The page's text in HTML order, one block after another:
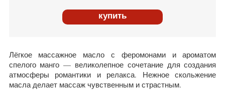
купить
Лёгкое массажное масло с феромонами и ароматом
спелого манго — великолепное сочетание для создания
атмосферы романтики и релакса. Нежное скольжение
масла делает массаж чувственным и страстным.